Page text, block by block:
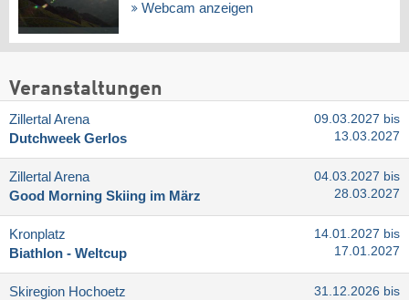
Webcam anzeigen
Veranstaltungen
Zillertal Arena
Dutchweek Gerlos
09.03.2027 bis
13.03.2027
Zillertal Arena
Good Morning Skiing im März
04.03.2027 bis
28.03.2027
Kronplatz
Biathlon - Weltcup
14.01.2027 bis
17.01.2027
Skiregion Hochoetz
31.12.2026 bis